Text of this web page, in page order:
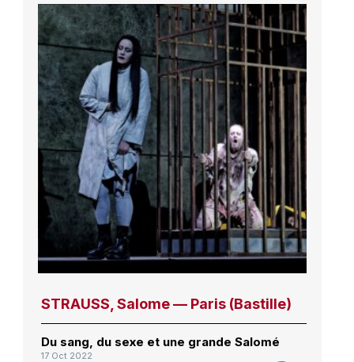
STRAUSS, Salome — Paris (Bastille)
Du sang, du sexe et une grande Salomé
17 Oct 2022